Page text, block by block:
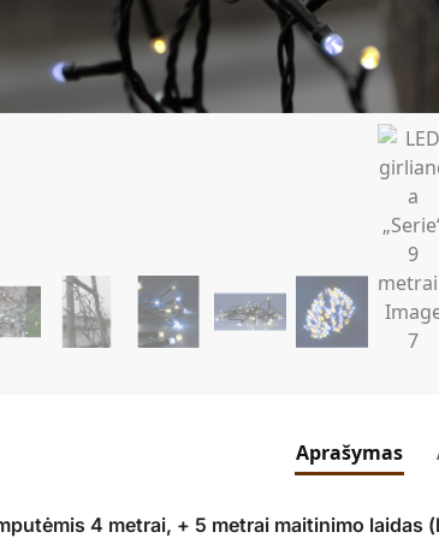
Aprašymas
4 metrai, + 5 metrai maitinimo laidas